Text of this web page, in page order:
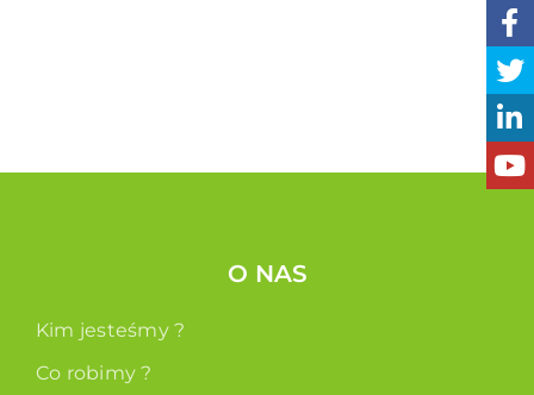
O NAS
Kim jesteśmy ?
Co robimy ?